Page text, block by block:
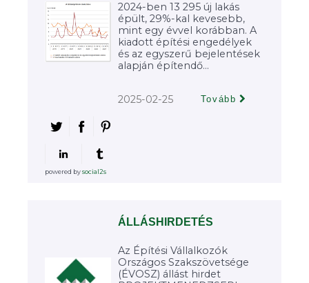
2024-ben 13 295 új lakás
épült, 29%-kal kevesebb,
mint egy évvel korábban. A
kiadott építési engedélyek
és az egyszerű bejelentések
alapján építendő...
2025-02-25 Tovább
powered bysocial2s
ÁLLÁSHIRDETÉS
Az Építési Vállalkozók
Országos Szakszövetsége
(ÉVOSZ) állást hirdet